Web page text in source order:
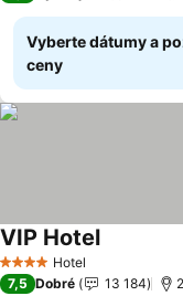
Vyberte dátumy a
ceny
4 Počet hviezdičiek
Hotel
VIP Hotel
7,5 Dobré 13 184